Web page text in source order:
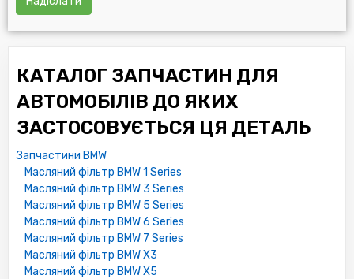
КАТАЛОГ ЗАПЧАСТИН ДЛЯ
АВТОМОБІЛІВ ДО ЯКИХ
ЗАСТОСОВУЄТЬСЯ ЦЯ ДЕТАЛЬ
Запчастини BMW
Масляний фільтр BMW 1 Series
Масляний фільтр BMW 3 Series
Масляний фільтр BMW 5 Series
Масляний фільтр BMW 6 Series
Масляний фільтр BMW 7 Series
Масляний фільтр BMW X3
Масляний фільтр BMW X5